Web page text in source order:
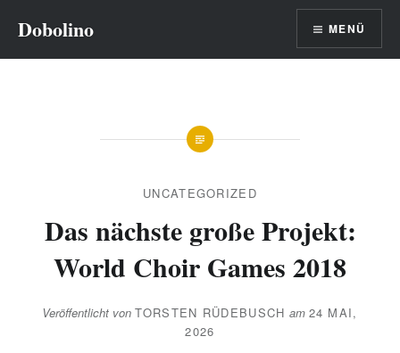
zum
Inhalt
Dobolino MENÜ
UNCATEGORIZED
Das nächste große Projekt:
World Choir Games 2018
Veröffentlicht vonTORSTEN RÜDEBUSCH am 24 MAI,
2026